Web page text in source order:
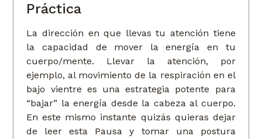
Práctica
La dirección en que llevas tu atención tiene
la capacidad de mover la energía en tu
cuerpo/mente. Llevar la atención, por
ejemplo, al movimiento de la respiración en el
bajo vientre es una estrategia potente para
“bajar” la energía desde la cabeza al cuerpo.
En este mismo instante quizás quieras dejar
de leer esta Pausa y tomar una postura